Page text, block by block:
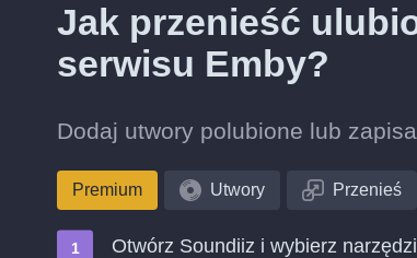
Jak przenieść
serwisu Emby?
Dodaj utwory polubione lub
Premium Utwory Przenieś
Otwórz Soundiiz i wybierz